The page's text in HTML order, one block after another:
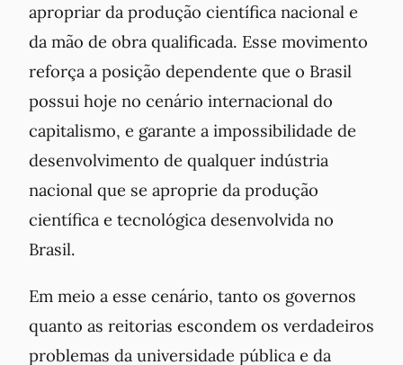
apropriar da produção científica nacional e
da mão de obra qualificada. Esse movimento
reforça a posição dependente que o Brasil
possui hoje no cenário internacional do
capitalismo, e garante a impossibilidade de
desenvolvimento de qualquer indústria
nacional que se aproprie da produção
científica e tecnológica desenvolvida no
Brasil.
Em meio a esse cenário, tanto os governos
quanto as reitorias escondem os verdadeiros
problemas da universidade pública e da